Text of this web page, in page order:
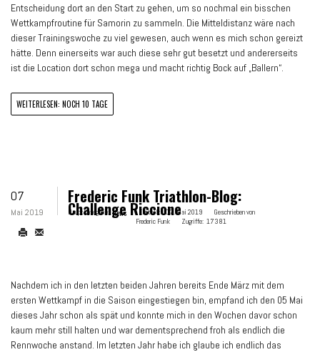
Entscheidung dort an den Start zu gehen, um so nochmal ein bisschen
Wettkampfroutine für Samorin zu sammeln. Die Mitteldistanz wäre nach
dieser Trainingswoche zu viel gewesen, auch wenn es mich schon gereizt
hätte. Denn einerseits war auch diese sehr gut besetzt und andererseits
ist die Location dort schon mega und macht richtig Bock auf „Ballern“.
WEITERLESEN: NOCH 10 TAGE
07
Mai 2019
Frederic Funk Triathlon-Blog:
Challenge Riccione
Hauptkategorie: News Erstellt: 07. Mai 2019
Geschrieben von
Frederic Funk
Zugriffe: 17381
Nachdem ich in den letzten beiden Jahren bereits Ende März mit dem
ersten Wettkampf in die Saison eingestiegen bin, empfand ich den 05 Mai
dieses Jahr schon als spät und konnte mich in den Wochen davor schon
kaum mehr still halten und war dementsprechend froh als endlich die
Rennwoche anstand. Im letzten Jahr habe ich glaube ich endlich das